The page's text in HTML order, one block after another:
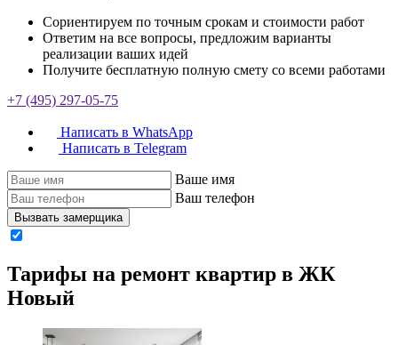
Сориентируем по точным срокам и стоимости работ
Ответим на все вопросы, предложим варианты
реализации ваших идей
Получите бесплатную полную смету со всеми работами
+7 (495) 297-05-75
Написать в WhatsApp
Написать в Telegram
Ваше имя
Ваш телефон
Вызвать замерщика
Тарифы на ремонт квартир в ЖК
Новый